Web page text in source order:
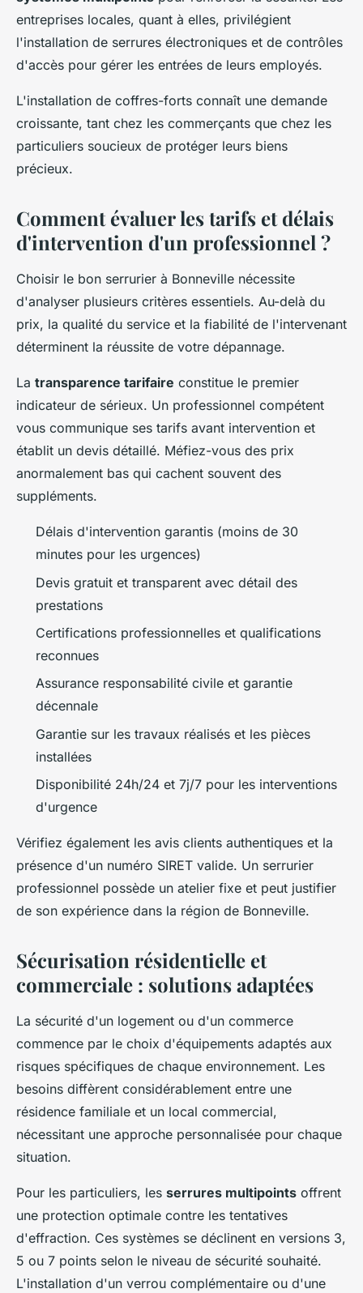
entreprises locales, quant à elles, privilégient
l'installation de serrures électroniques et de contrôles
d'accès pour gérer les entrées de leurs employés.
L'installation de coffres-forts connaît une demande
croissante, tant chez les commerçants que chez les
particuliers soucieux de protéger leurs biens
précieux.
Comment évaluer les tarifs et délais
d'intervention d'un professionnel ?
Choisir le bon serrurier à Bonneville nécessite
d'analyser plusieurs critères essentiels. Au-delà du
prix, la qualité du service et la fiabilité de l'intervenant
déterminent la réussite de votre dépannage.
La transparence tarifaire constitue le premier
indicateur de sérieux. Un professionnel compétent
vous communique ses tarifs avant intervention et
établit un devis détaillé. Méfiez-vous des prix
anormalement bas qui cachent souvent des
suppléments.
Délais d'intervention garantis (moins de 30
minutes pour les urgences)
Devis gratuit et transparent avec détail des
prestations
Certifications professionnelles et qualifications
reconnues
Assurance responsabilité civile et garantie
décennale
Garantie sur les travaux réalisés et les pièces
installées
Disponibilité 24h/24 et 7j/7 pour les interventions
d'urgence
Vérifiez également les avis clients authentiques et la
présence d'un numéro SIRET valide. Un serrurier
professionnel possède un atelier fixe et peut justifier
de son expérience dans la région de Bonneville.
Sécurisation résidentielle et
commerciale : solutions adaptées
La sécurité d'un logement ou d'un commerce
commence par le choix d'équipements adaptés aux
risques spécifiques de chaque environnement. Les
besoins diffèrent considérablement entre une
résidence familiale et un local commercial,
nécessitant une approche personnalisée pour chaque
situation.
Pour les particuliers, les serrures multipoints offrent
une protection optimale contre les tentatives
d'effraction. Ces systèmes se déclinent en versions 3,
5 ou 7 points selon le niveau de sécurité souhaité.
L'installation d'un verrou complémentaire ou d'une